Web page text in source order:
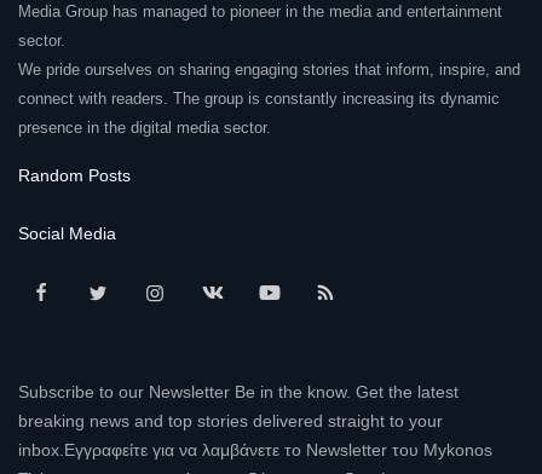
Media Group has managed to pioneer in the media and entertainment
sector.
We pride ourselves on sharing engaging stories that inform, inspire, and
connect with readers. The group is constantly increasing its dynamic
presence in the digital media sector.
Random Posts
Social Media
Subscribe to our Newsletter Be in the know. Get the latest
breaking news and top stories delivered straight to your
inbox.Εγγραφείτε για να λαμβάνετε το Newsletter του Mykonos